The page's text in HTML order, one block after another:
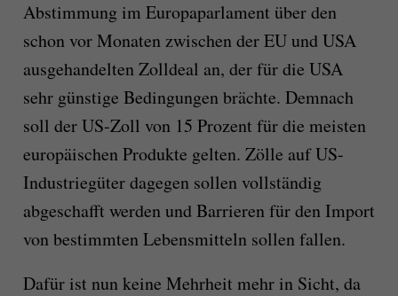
Abstimmung im Europaparlament über den
schon vor Monaten zwischen der EU und USA
ausgehandelten Zolldeal an, der für die USA
sehr günstige Bedingungen brächte. Demnach
soll der US-Zoll von 15 Prozent für die meisten
europäischen Produkte gelten. Zölle auf US-
Industriegüter dagegen sollen vollständig
abgeschafft werden und Barrieren für den Import
von bestimmten Lebensmitteln sollen fallen.
Dafür ist nun keine Mehrheit mehr in Sicht, da